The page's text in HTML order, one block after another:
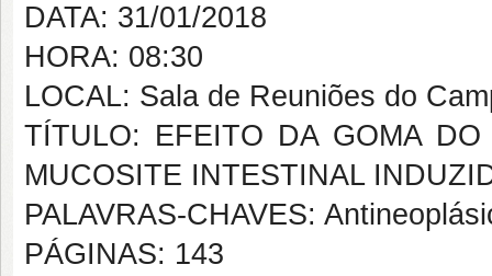
DATA: 31/01/2018
HORA: 08:30
LOCAL: Sala de Reuniões do
TÍTULO: EFEITO DA GOMA
MUCOSITE INTESTINAL
PALAVRAS-CHAVES:
PÁGINAS: 143